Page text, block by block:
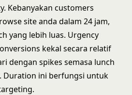
Kebanyakan customers
site anda dalam 24 jam,
yang lebih luas. Urgency
kekal secara relatif
dengan spikes semasa lunch
Duration ini berfungsi untuk